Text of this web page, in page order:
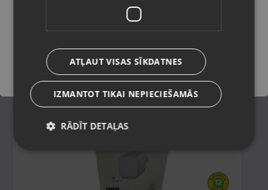
Stāvoklis Jauns (Garantija 24 mēneši)
245.00 €
11.14€/mēn.
Saglabāt
ATĻAUT VISAS SĪKDATNES
IZMANTOT TIKAI NEPIECIEŠAMĀS
RĀDĪT DETAĻAS